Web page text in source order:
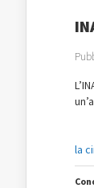
la